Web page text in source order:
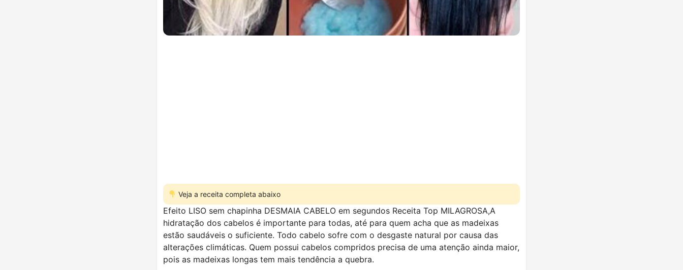
Veja a receita completa abaixo
Efeito LISO sem chapinha DESMAIA CABELO em segundos Receita Top MILAGROSA,A
hidratação dos cabelos é importante para todas, até para quem acha que as madeixas
estão saudáveis o suficiente. Todo cabelo sofre com o desgaste natural por causa das
alterações climáticas. Quem possui cabelos compridos precisa de uma atenção ainda maior,
pois as madeixas longas tem mais tendência a quebra.